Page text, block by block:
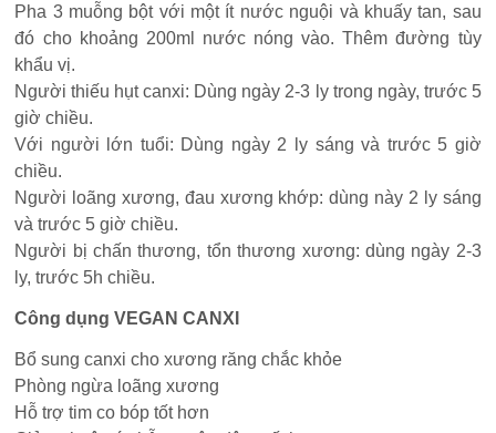
Pha 3 muỗng bột với một ít nước nguội và khuấy tan, sau
đó cho khoảng 200ml nước nóng vào. Thêm đường tùy
khẩu vị.
Người thiếu hụt canxi: Dùng ngày 2-3 ly trong ngày, trước 5
giờ chiều.
Với người lớn tuổi: Dùng ngày 2 ly sáng và trước 5 giờ
chiều.
Người loãng xương, đau xương khớp: dùng này 2 ly sáng
và trước 5 giờ chiều.
Người bị chấn thương, tổn thương xương: dùng ngày 2-3
ly, trước 5h chiều.
Công dụng VEGAN CANXI
Bổ sung canxi cho xương răng chắc khỏe
Phòng ngừa loãng xương
Hỗ trợ tim co bóp tốt hơn